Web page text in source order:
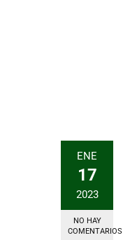
ENE
17
2023
NO HAY
COMENTARIOS